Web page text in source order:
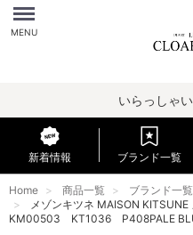
Menu
MENU
いらっしゃ
新着情報 ブランド一覧
Home 商品一覧 ブランド一覧
メゾンキツネ MAISON
KM00503 KT1036 P408PALE